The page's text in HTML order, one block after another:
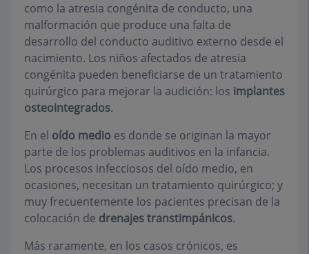
como la atresia congénita de conducto, una
malformación que produce una falta de
desarrollo del conducto auditivo externo desde el
nacimiento. Los niños afectados de atresia
congénita pueden beneficiarse de un tratamiento
quirúrgico para mejorar la audición: los implantes
osteointegrados.
En el oído medio es donde se originan la mayor
parte de los problemas auditivos en la infancia.
Los procesos infecciosos del oído medio, en
ocasiones, necesitan un tratamiento quirúrgico; y
muy frecuentemente los pacientes precisan de la
colocación de drenajes transtimpánicos.
Más raramente, en los casos crónicos, es